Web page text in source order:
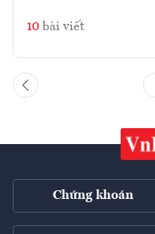
10 bài viết
Chứng khoán